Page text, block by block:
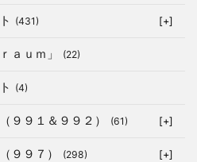
(431) [+]
ａｕｍ」 (22)
(4)
９９１＆９９２） (61) [+]
９９７） (298) [+]